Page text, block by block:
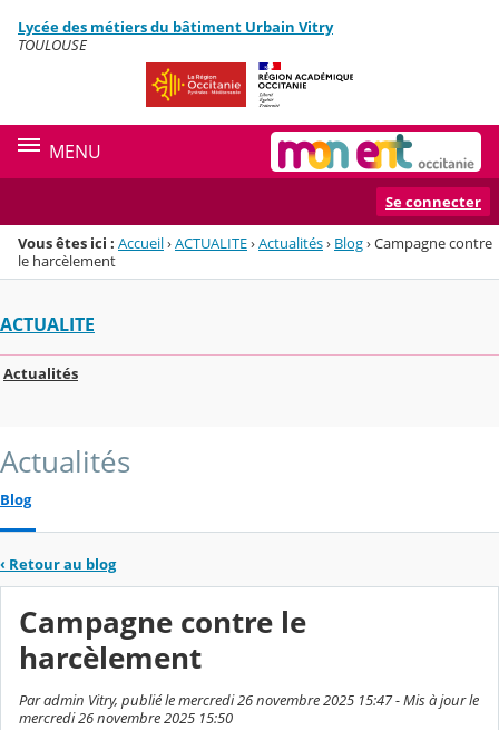
Menu de la rubrique
Contenu
Lycée des métiers du bâtiment Urbain Vitry
TOULOUSE
MENU
Se connecter
Vous êtes ici : Accueil›ACTUALITE›Actualités› Blog›Campagne contre
le harcèlement
ACTUALITE
Actualités
Actualités
Blog
‹ Retour au blog
Campagne contre le
harcèlement
Par admin Vitry, publié le mercredi 26 novembre 2025 15:47 - Mis à jour le
mercredi 26 novembre 2025 15:50